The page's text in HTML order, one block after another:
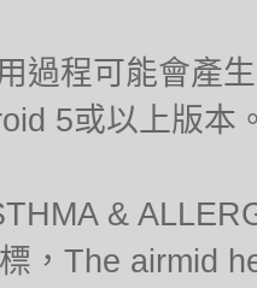
過程可能會產
5或以上版本
&
，The airmid